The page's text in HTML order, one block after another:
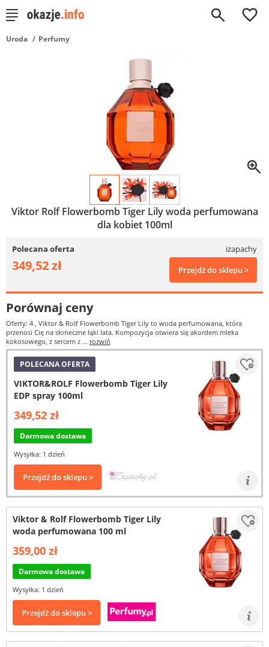
0
Uroda Perfumy
Viktor Rolf Flowerbomb Tiger Lily woda perfumowana
dla kobiet 100ml
Polecana oferta izapachy
349,52 zł Przejdź do sklepu >
Porównaj ceny
Oferty: 4 , Viktor & Rolf Flowerbomb Tiger Lily to woda perfumowana, która
przenosi Cię na słoneczne łąki lata. Kompozycja otwiera się akordem mleka
kokosowego, z sercem z ... rozwiń
POLECANA OFERTA
VIKTOR&ROLF Flowerbomb Tiger Lily
EDP spray 100ml
349,52 zł
Darmowa dostawa
Wysyłka: 1 dzień
Przejdź do sklepu >
Viktor & Rolf Flowerbomb Tiger Lily
woda perfumowana 100 ml
359,00 zł
Darmowa dostawa
Wysyłka: 1 dzień
Przejdź do sklepu >